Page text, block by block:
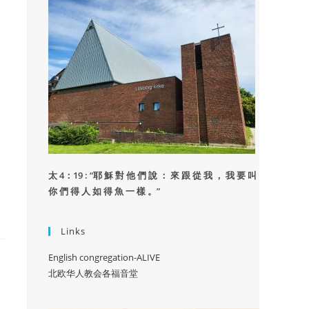
太 4：19 : “耶 穌 對 他 們 說 ： 來 跟 從 我 ， 我 要 叫
你 們 得 人 如 得 魚 一 樣 。”
Links
English congregation-ALIVE
北欧华人教会各福音堂